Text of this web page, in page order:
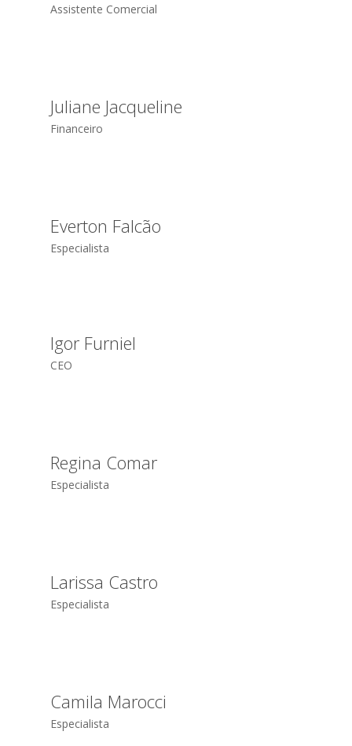
Assistente Comercial
Juliane Jacqueline
Financeiro
Everton Falcão
Especialista
Igor Furniel
CEO
Regina Comar
Especialista
Larissa Castro
Especialista
Camila Marocci
Especialista